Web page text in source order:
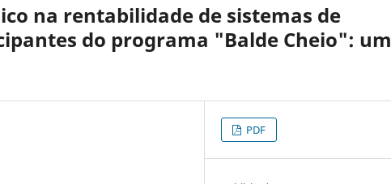
na rentabilidade de sistemas de
do programa "Balde Cheio": um
PDF